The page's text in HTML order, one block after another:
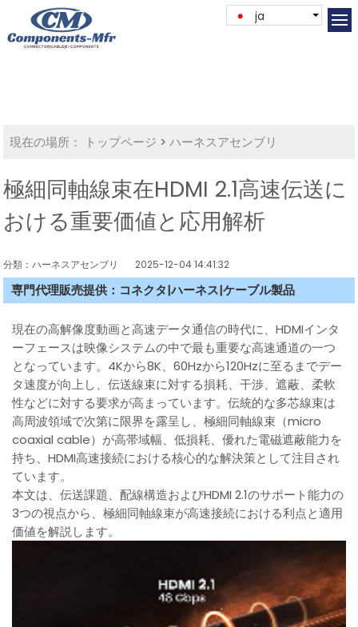
ja
現在の場所： トップページ >ハーネスアセンブリ
極細同軸線束在HDMI 2.1高速伝送に
おける重要価値と応用解析
分類：ハーネスアセンブリ 2025-12-04 14:41:32
専門代理販売提供：コネクタ|ハーネス|ケーブル製品
現在の高解像度動画と高速データ通信の時代に、HDMIインタ
ーフェースは映像システムの中で最も重要な高速通道の一つ
となっています。4Kから8K、60Hzから120Hzに至るまでデー
タ速度が向上し、伝送線束に対する損耗、干渉、遮蔽、柔軟
性などに対する要求が高まっています。伝統的な多芯線束は
高周波領域で次第に限界を露呈し、極細同軸線束（micro
coaxial cable）が高帯域幅、低損耗、優れた電磁遮蔽能力を
持ち、HDMI高速接続における核心的な解決策として注目され
ています。
本文は、伝送課題、配線構造およびHDMI 2.1のサポート能力の
3つの視点から、極細同軸線束が高速接続における利点と適用
価値を解説します。